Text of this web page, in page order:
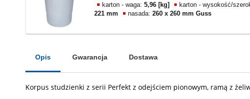
karton - waga: 5,96 [kg] karton - wysokość/
221 mm
nasada: 260 x 260 mm Guss
Opis Gwarancja Dostawa
Korpus studzienki z serii Perfekt z odejściem pionowym, ramą z